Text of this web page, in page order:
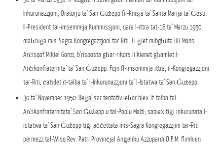
Inkurunazzjoni, Oratorju ta’ San Ġużepp fil-Knisja ta’ Santa Marija ta’ Ġesu’.
Il-President tal-imsemmija Kummissjoni, qara l-ittra tat-18 ta’ Marzu 1950,
maħruġa mis-Sagra Kongregazzjoni tar-Riti. Li ġiet mibgħuta lill-Mons.
Arċisqof Mikiel Gonzi, b’risposta għar-rikors li kienet għamlet l-
Arċikonfraternita’ ta’ San Ġużepp. Fejn fl-imsemmija ittra, il-Kongregazzjoni
tar-Riti, ċaħdet it-talba ta’ l-Inkurunazzjoni ta’ l-Istatwa ta’ San Ġużepp.
30 ta’ November 1950: Reġa’ sar tentativ ieħor biex it-talba tal-
Arċikonfraternitata’ San Ġużepp u tal-Poplu Malti; sabiex tiġi inkurunata l-
istatwa ta’ San Ġużepp tiġi aċċettata mis-Sagra Kongregazzjini tar-Riti
permezz tal-Wisq Rev. Patri Provinċjal Anġeliku Azzopardi O.F.M. flimkien